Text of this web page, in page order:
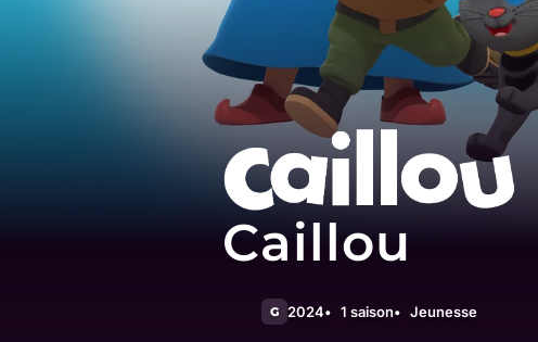
Caillou
G 2024 1 saison Jeunesse